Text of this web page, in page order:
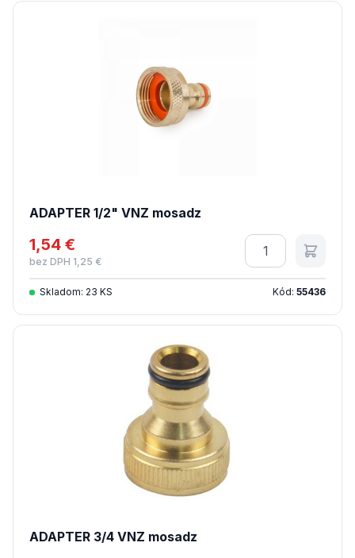
ADAPTER 1/2" VNZ mosadz
1,54 €
bez DPH 1,25 €
Množstvo
Skladom: 23 KS Kód: 55436
ADAPTER 3/4 VNZ mosadz